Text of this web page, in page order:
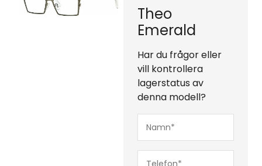
Theo
Emerald
Har du frågor eller
vill kontrollera
lagerstatus av
denna modell?